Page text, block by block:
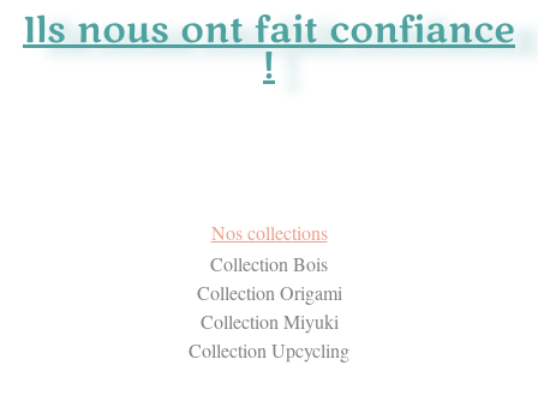
Ils nous ont fait confiance
!
Nos collections
Collection Bois
Collection Origami
Collection Miyuki
Collection Upcycling